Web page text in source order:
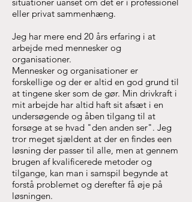
eller privat sammenhæng.
Jeg har mere end 20 års erfaring i at
arbejde med mennesker og
organisationer.
Mennesker og organisationer er
forskellige og der er altid en god grund til
at tingene sker som de gør. Min drivkraft i
mit arbejde har altid haft sit afsæt i en
undersøgende og åben tilgang til at
forsøge at se hvad "den anden ser". Jeg
tror meget sjældent at der en findes een
løsning der passer til alle, men at gennem
brugen af kvalificerede metoder og
tilgange, kan man i samspil begynde at
forstå problemet og derefter få øje på
løsningen.